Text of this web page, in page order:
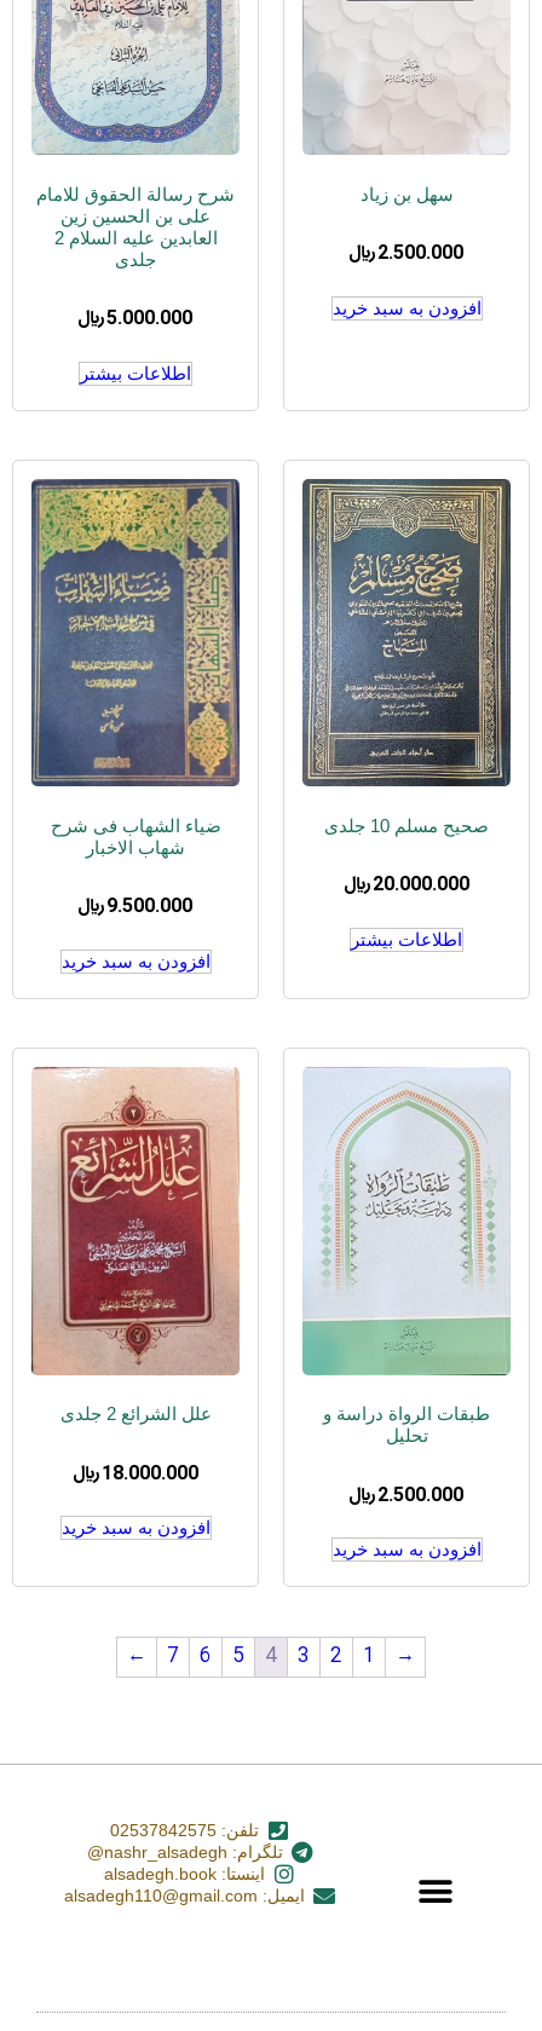
سهل بن زیاد
2.500.000 ﷼
افزودن به سبد خرید
شرح رسالة الحقوق للامام
علی بن الحسین زین
العابدین علیه السلام 2
جلدی
5.000.000﷼
اطلاعات بیشتر
صحیح مسلم 10 جلدی
20.000.000 ﷼
اطلاعات بیشتر
ضیاء الشهاب فی شرح
شهاب الاخبار
9.500.000 ﷼
افزودن به سبد خرید
طبقات الرواة دراسة و
تحلیل
2.500.000 ﷼
افزودن به سبد خرید
علل الشرائع 2 جلدی
18.000.000 ﷼
افزودن به سبد خرید
→
1
2
3
4
5
6
7
←
تلفن: 02537842575
تلگرام: nashr_alsadegh@
اینستا: alsadegh.book
ایمیل: alsadegh110@gmail.com